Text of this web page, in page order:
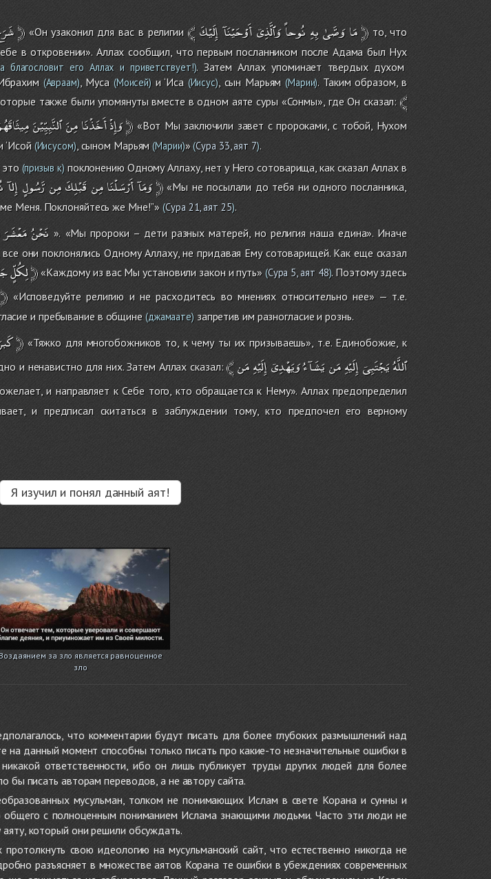
﴿«Он узаконил для вас в религии ﴾ مَاوَصَّىٰبِهِ نُوحاًوَٱلَّذِىۤ أَوْحَيْنَآإِلَيْكَ ﴿то, что
в откровении». Аллах сообщил, что первым посланником после Адама был Нух
благословит его Аллах и приветствует!). Затем Аллах упоминает твердых духом
(Авраам), Муса (Моисей) и ‘Иса(Иисус), сын Марьям (Марии). Таким образом, в
также были упомянуты вместе в одном аяте суры «Сонмы», где Он сказал:﴾
وَإِذْأَخَذْنَامِنَٱلنَّبِيِّيْنَ ﴿«Вот Мы заключили завет с пророками, с тобой, Нухом
‘Исой(Иисусом), сыном Марьям (Марии)»(Сура 33, аят 7).
это(призыв к)поклонению Одному Аллаху, нет у Него сотоварища, как сказал Аллах в
وَمَآأَرْسَلْنَامِنقَبْلِكَمِنرَّسُولٍإِلآ ﴿«Мы не посылали до тебя ни одного посланника,
Меня. Поклоняйтесь же Мне!’’» (Сура 21, аят 25).
نَحْنُمَعْشَرَ
». «Мы пророки – дети разных матерей, но религия наша едина». Иначе
все они поклонялись Одному Аллаху, не придавая Ему сотоварищей. Как еще сказал
لِكُلٍّ﴿«Каждому из вас Мы установили закон и путь»(Сура 5, аят 48). Поэтому здесь
﴿«Исповедуйте религию и не расходитесь во мнениях относительно нее» — т.е.
и пребывание в общине (джамаате)запретив им разногласие и рознь.
﴿«Тяжко для многобожников то, к чему ты их призываешь», т.е. Единобожие, к
и ненавистно для них. Затем Аллах сказал:﴾ ٱللَّهُيَجْتَبِىۤإِلَيْهِمَنيَشَآءُوَيَهْدِىۤإِلَيْهِمَن
и направляет к Себе того, кто обращается к Нему». Аллах предопределил
и предписал скитаться в заблуждении тому, кто предпочел его верному
Я изучил и понял данный аят!
Воздаянием за зло является равноценное
зло
что комментарии будут писать для более глубоких размышлений над
на данный момент способны только писать про какие-то незначительные ошибки в
ответственности, ибо он лишь публикует труды других людей для более
бы писать авторам переводов, а не автору сайта.
мусульман, толком не понимающих Ислам в свете Корана и сунны и
с полноценным пониманием Ислама знающими людьми. Часто эти люди не
который они решили обсуждать.
свою идеологию на мусульманский сайт, что естественно никогда не
разъясняет в множестве аятов Корана те ошибки в убеждениях современных